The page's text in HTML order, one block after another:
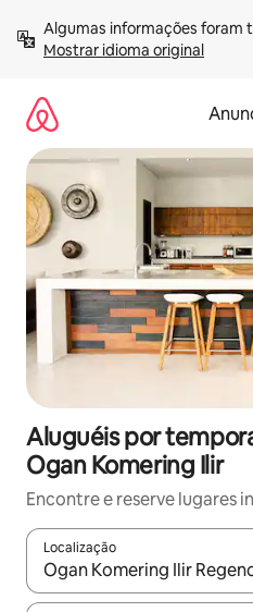
para
Mostrar idioma original
Aluguéis por
Ogan Komering Ilir
Encontre e reserve lugares
Localização
Quando os resultados